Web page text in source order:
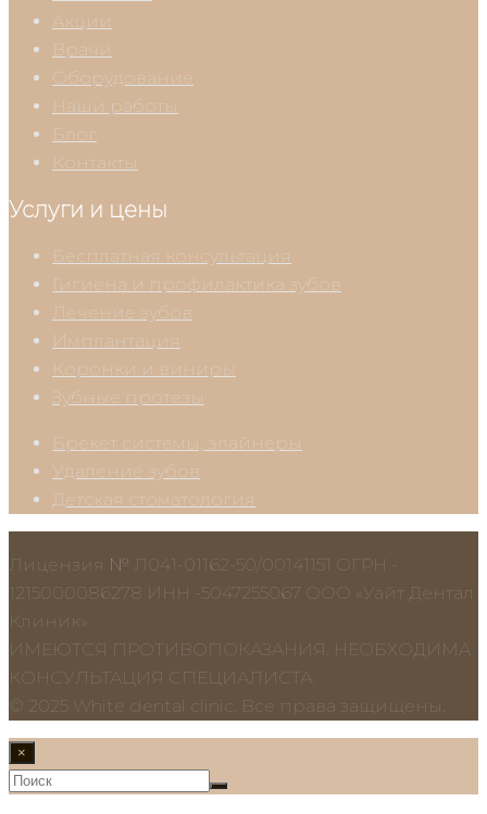
Акции
Врачи
Оборудование
Наши работы
Блог
Контакты
Услуги и цены
Бесплатная консультация
Гигиена и профилактика зубов
Лечение зубов
Имплантация
Коронки и виниры
Зубные протезы
Брекет системы, элайнеры
Удаление зубов
Детская стоматология
Лицензия № Л041-01162-50/00141151 ОГРН -
1215000086278 ИНН -5047255067 ООО «Уайт Дентал
Клиник»
ИМЕЮТСЯ ПРОТИВОПОКАЗАНИЯ. НЕОБХОДИМА
КОНСУЛЬТАЦИЯ СПЕЦИАЛИСТА.
© 2025 White dental clinic. Все права защищены.
×